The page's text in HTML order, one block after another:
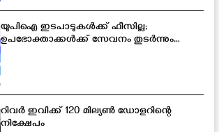
യുപിഐ ഇടപാടുകൾക്ക് ഫീസില്ല;
ഉപഭോക്താക്കൾക്ക് സേവനം തുടർന്നും
റിവർ ഇവിക്ക് 120 മില്യൺ ഡോളറിന്റെ
നിക്ഷേപം